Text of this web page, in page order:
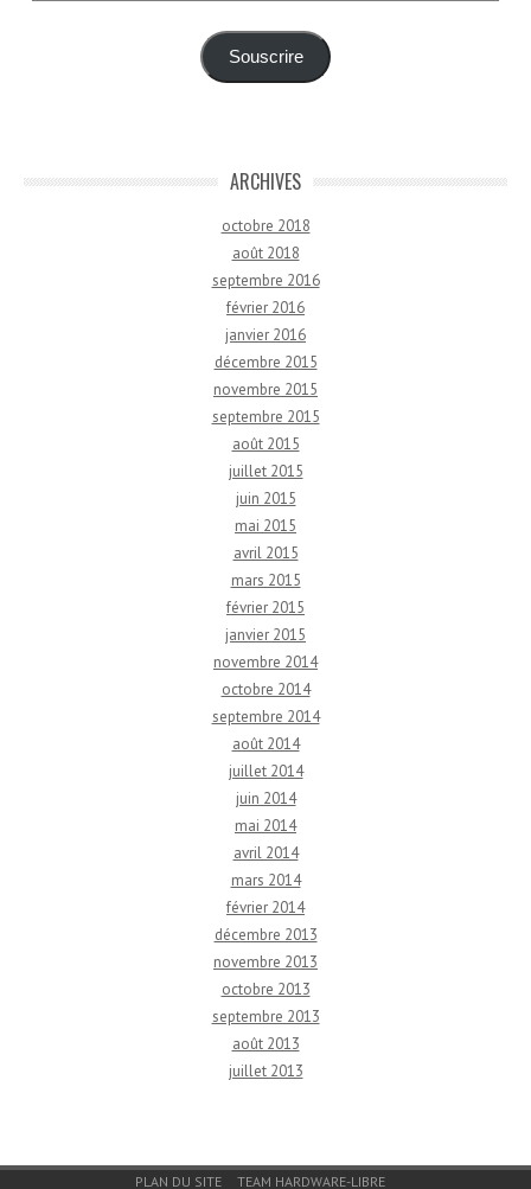
Souscrire
ARCHIVES
octobre 2018
août 2018
septembre 2016
février 2016
janvier 2016
décembre 2015
novembre 2015
septembre 2015
août 2015
juillet 2015
juin 2015
mai 2015
avril 2015
mars 2015
février 2015
janvier 2015
novembre 2014
octobre 2014
septembre 2014
août 2014
juillet 2014
juin 2014
mai 2014
avril 2014
mars 2014
février 2014
décembre 2013
novembre 2013
octobre 2013
septembre 2013
août 2013
juillet 2013
Menu du bas de pagePLAN DU SITE TEAM HARDWARE-LIBRE